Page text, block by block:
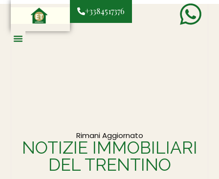
+3384517376
Rimani Aggiornato
NOTIZIE IMMOBILIARI
DEL TRENTINO